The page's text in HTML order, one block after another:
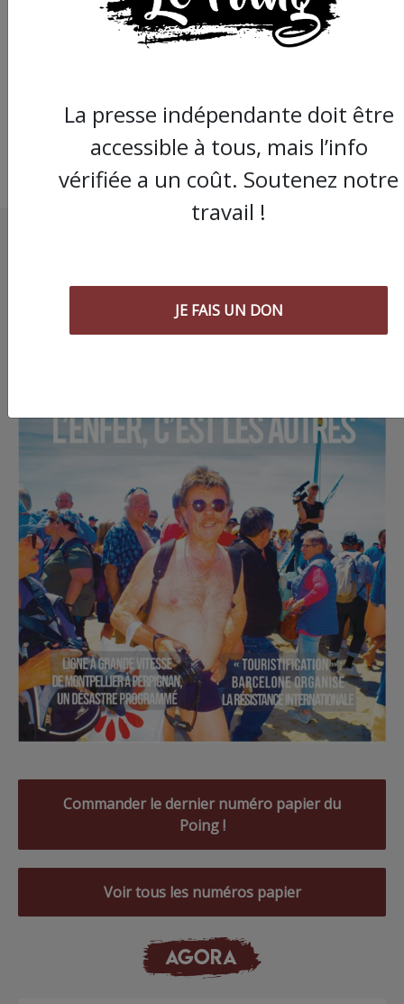
À Montpellier, les
jaunes ne lâchent
ronds-points
Commander le dernier numéro papier du
Poing !
Voir tous les numéros papier
AGORA
La presse indépendante doit être
accessible à tous, mais l’info
vérifiée a un coût. Soutenez notre
travail !
JE FAIS UN DON